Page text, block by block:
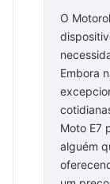
O
Embora
Moto E7
alguém